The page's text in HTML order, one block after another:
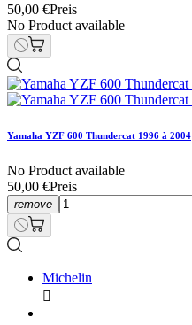
50,00 €Preis
No Product available
Yamaha YZF 600 Thundercat 1996 à 2004
No Product available
50,00 €Preis
remove
Michelin
